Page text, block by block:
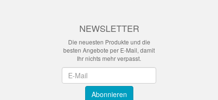
NEWSLETTER
Die neuesten Produkte und die
besten Angebote per E-Mail, damit
Ihr nichts mehr verpasst.
Abonnieren